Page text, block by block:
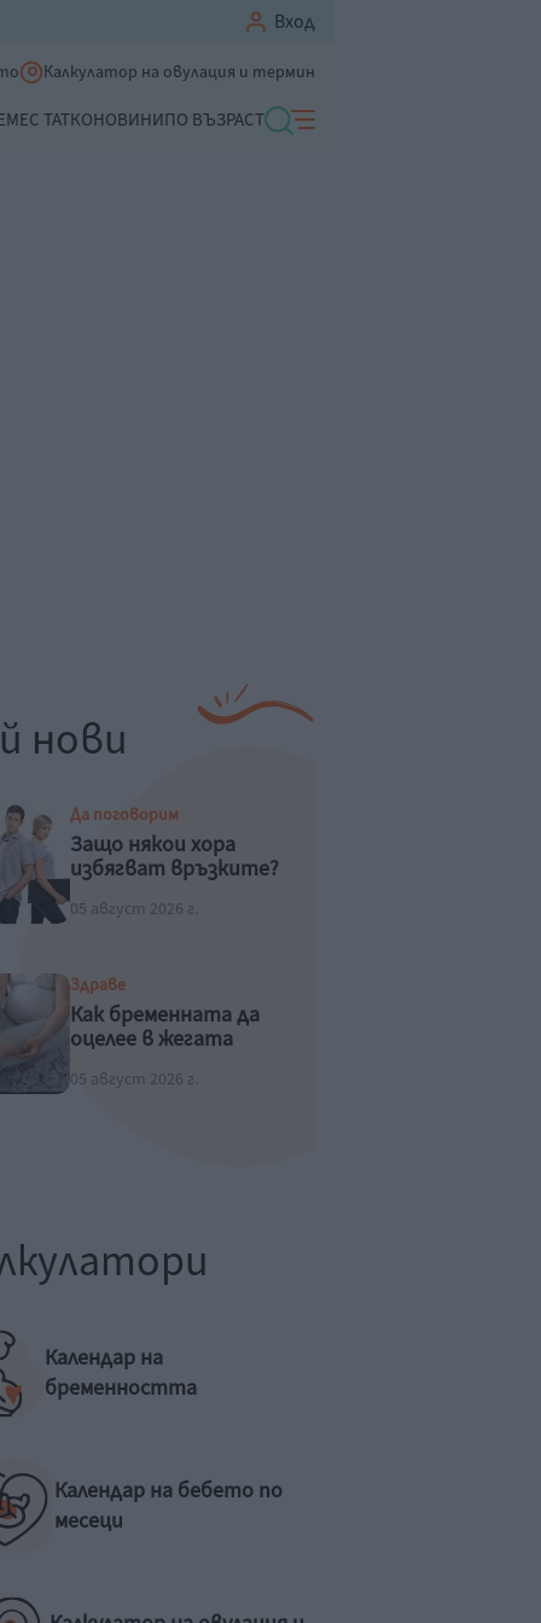
Вход
Калкулатор на овулация и термин
С ТАТКОНОВИНИПО ВЪЗРАСТ
нови
Да поговорим
Защо някои хора
избягват връзките?
05 август 2026 г.
Здраве
Как бременната да
оцелее в жегата
05 август 2026 г.
Календар на
бременността
Календар на бебето по
месеци